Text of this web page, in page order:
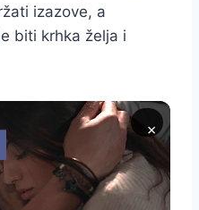
izazove, a
biti krhka želja i
×